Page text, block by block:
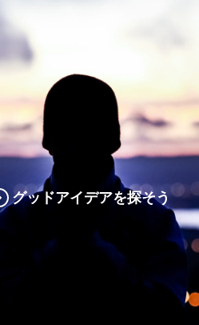
グッドアイデアを探そう